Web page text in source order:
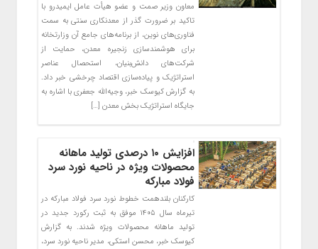
معاون وزیر صمت و عضو هیأت عامل ایمیدرو با
تاکید بر ضرورت گذر از معدنکاری سنتی به سمت
فناوری‌های نوین، از برنامه‌های جامع آن وزارتخانه
برای هوشمندسازی زنجیره معدن، حمایت از
شرکت‌های دانش‌بنیان، استحصال عناصر
استراتژیک و پیاده‌سازی اقتصاد چرخشی خبر داد.
به گزارش کیوسک خبر، وجیه‌الله جعفری با اشاره به
جایگاه استراتژیک بخش معدن […]
افزایش ۱۰ درصدی تولید ماهانه
محصولات ویژه در ناحیه نورد سرد
فولاد مبارکه
کارکنان بلندهمت خطوط نورد سرد فولاد مبارکه در
تیرماه سال ۱۴۰۵ موفق به ثبت رکورد جدید در
تولید ماهانه محصولات ویژه شدند. به گزارش
کیوسک خبر، محسن استکی، مدیر ناحیه نورد سرد،